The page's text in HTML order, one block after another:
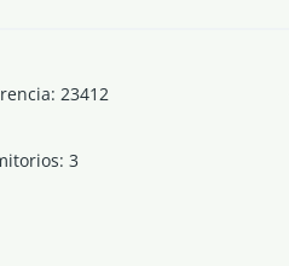
: 23412
: 3